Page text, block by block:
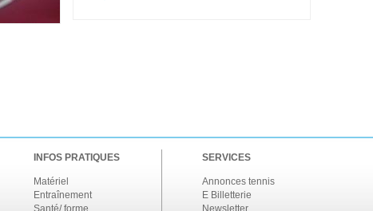
INFOS PRATIQUES
Matériel
Entraînement
Santé/ forme
SERVICES
Annonces tennis
E Billetterie
Newsletter